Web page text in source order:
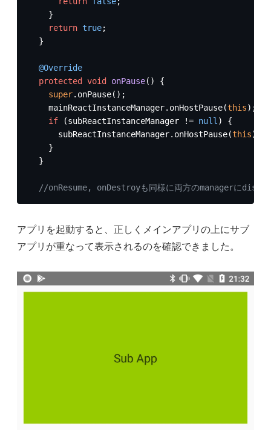
    }
return true;
  }
@Override
protected
void onPause()
{
super.onPause();
    mainReactInstanceManager.onHostPause(
this);
if (subReactInstanceManager != null ) {
      subReactInstanceManager.onHostPause(
this);
    }
  }
//onResume, onDestroyも同様に両方のmanagerに
アプリを起動すると、正しくメインアプリの上にサブ
アプリが重なって表示されるのを確認できました。